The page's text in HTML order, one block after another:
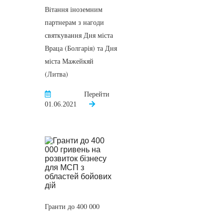
Вітання іноземним
партнерам з нагоди
святкування Дня міста
Враца (Болгарія) та Дня
міста Мажейкяй
(Литва)
01.06.2021
Перейти
Гранти до 400 000